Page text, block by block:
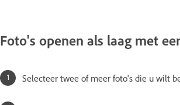
Foto's openen als laag met
Selecteer twee of meer foto's die u wilt